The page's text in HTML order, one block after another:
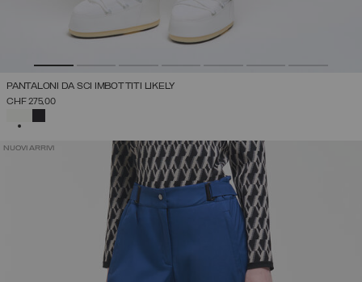
PANTALONI DA SCI IMBOTTITI LIKELY
CHF 275,00
NUOVI ARRIVI